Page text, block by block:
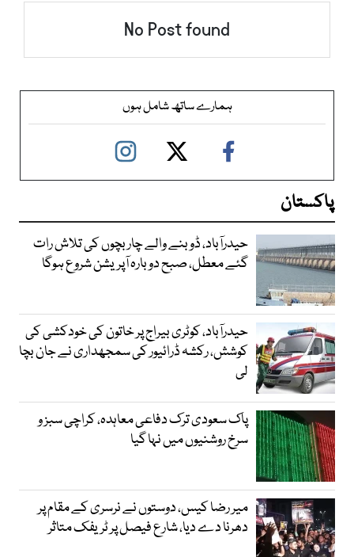
No Post found
ہمارے ساتھ شامل ہوں
پاکستان
حیدرآباد، ڈوبنے والے چار بچوں کی تلاش رات
گئے معطل، صبح دوبارہ آپریشن شروع ہوگا
حیدرآباد، کوٹری بیراج پر خاتون کی خودکشی کی
کوشش، رکشہ ڈرائیور کی سمجھداری نے جان بچا
لی
پاک سعودی ترک دفاعی معاہدہ، کراچی سبز و
سرخ روشنیوں میں نہا گیا
میر رضا کیس، دوستوں نے نرسری کے مقام پر
دھرنا دے دیا، شارع فیصل پر ٹریفک متاثر